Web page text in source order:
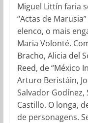
Miguel Littín faria
“Actas de
elenco, o mais
Maria Volonté.
Bracho, Alicia del
Reed, de “México
Arturo Beristáin,
Salvador Godínez,
Castillo. O longa,
de personagens.